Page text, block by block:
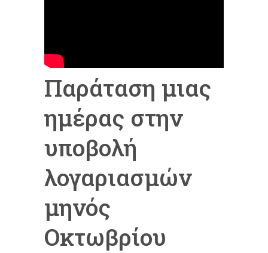
Παράταση μιας
ημέρας στην
υποβολή
λογαριασμών
μηνός
Οκτωβρίου